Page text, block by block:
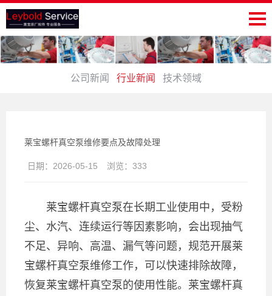
公司新闻 行业新闻 技术领域
莱宝螺杆真空泵维修要点及故障处理
日期： 2026-05-15 浏览： 333
莱宝螺杆真空泵在长期工业使用中，受粉
尘、水汽、连续运行等因素影响，会出现抽气
不足、异响、高温、漏气等问题，规范开展莱
宝螺杆真空泵维修工作，可以快速排除故障，
恢复莱宝螺杆真空泵的使用性能。莱宝螺杆真